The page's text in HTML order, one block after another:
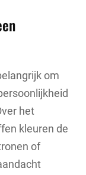
om
het
kleuren de
of